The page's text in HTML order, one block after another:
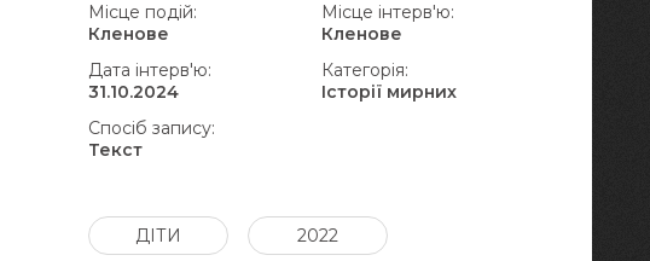
Місце подій:
Кленове
Місце інтерв'ю:
Кленове
Дата інтерв'ю:
31.10.2024
Категорія:
Історії мирних
Спосіб запису:
Текст
ДІТИ 2022